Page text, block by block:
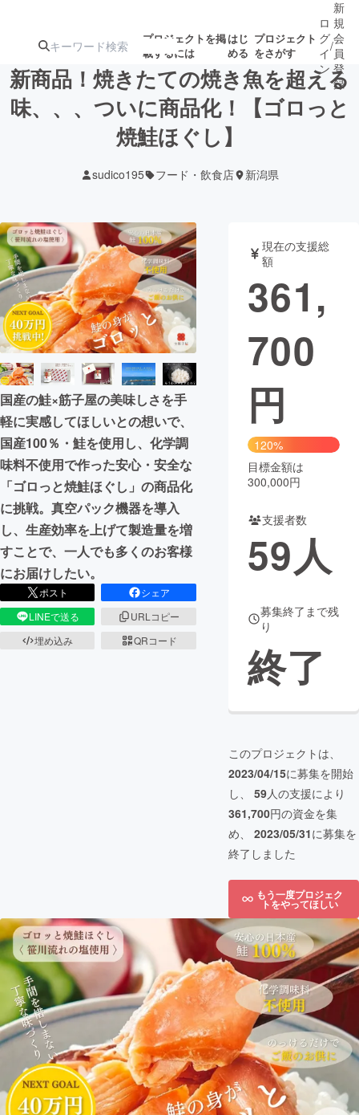
プロジェクトを掲
載するには
はじ
める
プロジェクト
をさがす
注目の新着プロ募集終了が近いプ
テクノロジー・ガジェット
映像・映画 書籍・雑誌
ビジネス・起業 チャレンジ
まちづくり・地域活性化
CAMPFIRE for Social Good
CAMPFIRE Creation
CAMPFIREふるさと納税machi-ya コミュニティ
ロ
グ
イ
ン
/
新
規
会
員
登
録
新商品！焼きたての焼き魚を超える
味、、、ついに商品化！【ゴロっと
焼鮭ほぐし】
sudico195 フード・飲食店 新潟県
国産の鮭×筋子屋の美味しさを手
軽に実感してほしいとの想いで、
国産100％・鮭を使用し、化学調
味料不使用で作った安心・安全な
「ゴロっと焼鮭ほぐし」の商品化
に挑戦。真空パック機器を導入
し、生産効率を上げて製造量を増
すことで、一人でも多くのお客様
にお届けしたい。
ポスト
シェア
LINEで送る
URLコピー
埋め込み
QRコード
現在の支援総
額
361,
700
円
120%
目標金額は
300,000円
支援者数
59人
募集終了まで残
り
終了
このプロジェクトは、
2023/04/15に募集を開始
し、 59人の支援により
361,700円の資金を集
め、 2023/05/31に募集を
終了しました
もう一度プロジェク
トをやってほしい